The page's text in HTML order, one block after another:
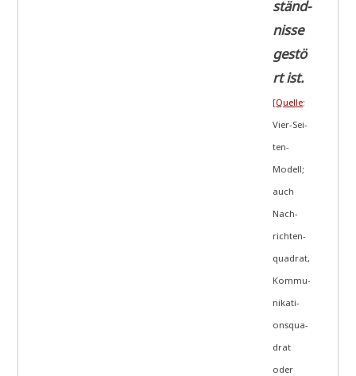
ständ­
nis­se
gestö
rt ist.
[Quel­le:
Vier-Sei­
ten-
Modell;
auch
Nach­
rich­ten­
qua­drat,
Kom­mu­
ni­ka­ti­
ons­qua­
drat
oder